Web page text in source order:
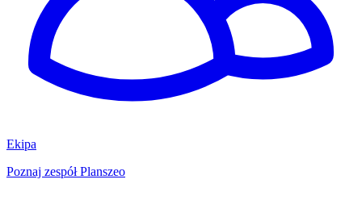
Ekipa
Poznaj zespół Planszeo